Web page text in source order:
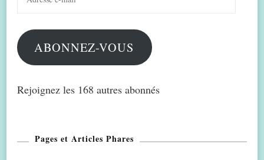
mail
ABONNEZ-VOUS
Rejoignez les 168 autres abonnés
Pages et Articles Phares